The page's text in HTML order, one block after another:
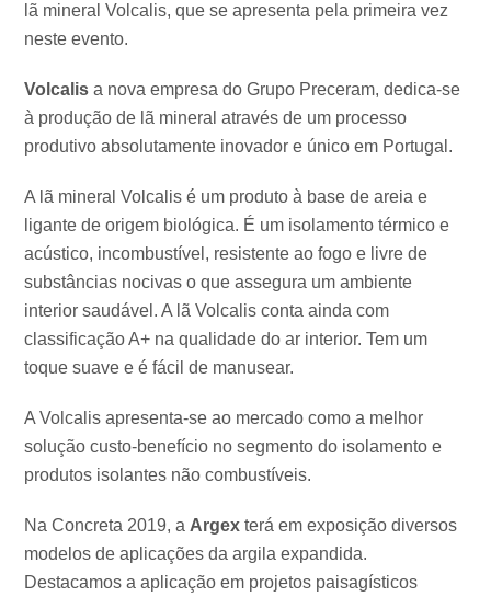
lã mineral Volcalis, que se apresenta pela primeira vez
neste evento.
Volcalis a nova empresa do Grupo Preceram, dedica-se
à produção de lã mineral através de um processo
produtivo absolutamente inovador e único em Portugal.
A lã mineral Volcalis é um produto à base de areia e
ligante de origem biológica. É um isolamento térmico e
acústico, incombustível, resistente ao fogo e livre de
substâncias nocivas o que assegura um ambiente
interior saudável. A lã Volcalis conta ainda com
classificação A+ na qualidade do ar interior. Tem um
toque suave e é fácil de manusear.
A Volcalis apresenta-se ao mercado como a melhor
solução custo-benefício no segmento do isolamento e
produtos isolantes não combustíveis.
Na Concreta 2019, a Argex terá em exposição diversos
modelos de aplicações da argila expandida.
Destacamos a aplicação em projetos paisagísticos